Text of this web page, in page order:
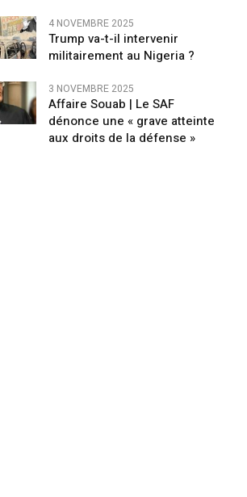
4 NOVEMBRE 2025
Trump va-t-il intervenir
militairement au Nigeria ?
3 NOVEMBRE 2025
Affaire Souab | Le SAF
dénonce une « grave atteinte
aux droits de la défense »